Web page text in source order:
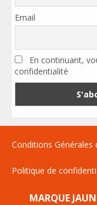
Email
En continuant,
confidentialité
Conditions Générales
Politique de
MARQUE